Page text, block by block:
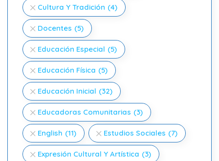
Cultura Y Tradición (4)
Docentes (5)
Educación Especial (5)
Educación Física (5)
Educación Inicial (32)
Educadoras Comunitarias (3)
English (11) Estudios Sociales (7)
Expresión Cultural Y Artística (3)